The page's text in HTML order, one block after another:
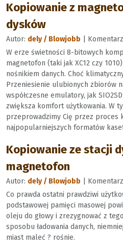
Kopiowanie z
dysków
Autor: dely / Blowjobb |
W erze świetności 8-bitowych
magnetofon (taki jak XC12 czy
nośnikiem danych. Choć
Przeniesienie ulubionych zbiorów
współczesne emulatory, jak
zwiększa komfort użytkowania. W
przeprowadzimy Cię przez proces
najpopularniejszych formatów
Kopiowanie ze stacji
magnetofon
Autor: dely / Blowjobb |
Co prawda ostatni prawdziwi
podstawowej pamięci masowej
oleju do głowy i zrezygnować z
sposobu ładowania danych,
miast maleć ? rośnie.